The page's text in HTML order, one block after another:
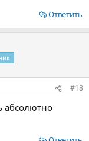
Ответить
#18
абсолютно